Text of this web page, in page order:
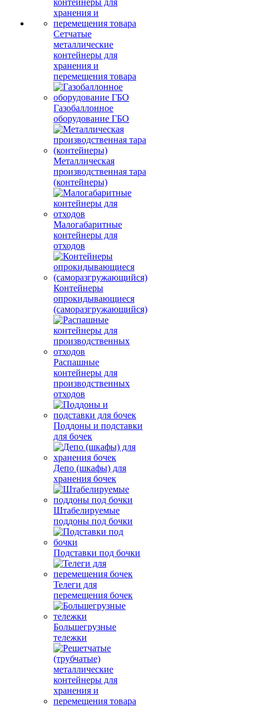
Сетчатые
металлические
контейнеры для
хранения и
перемещения товара
Газобаллонное
оборудование ГБО
Металлическая
производственная тара
(контейнеры)
Малогабаритные
контейнеры для
отходов
Контейнеры
опрокидывающиеся
(саморазгружающийся)
Распашные
контейнеры для
производственных
отходов
Поддоны и подставки
для бочек
Депо (шкафы) для
хранения бочек
Штабелируемые
поддоны под бочки
Подставки под бочки
Телеги для
перемещения бочек
Большегрузные
тележки